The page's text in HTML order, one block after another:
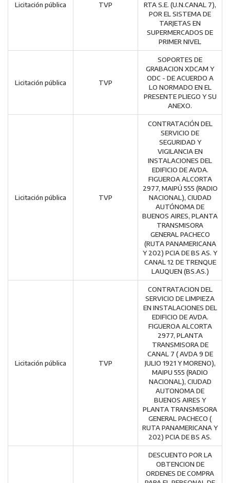
Licitación pública TVP
RTA S.E. (U.N.CANAL 7),
POR EL SISTEMA DE
TARJETAS EN
SUPERMERCADOS DE
PRIMER NIVEL
Licitación pública TVP
SOPORTES DE
GRABACION XDCAM Y
ODC - DE ACUERDO A
LO NORMADO EN EL
PRESENTE PLIEGO Y SU
ANEXO.
Licitación pública TVP
CONTRATACIÓN DEL
SERVICIO DE
SEGURIDAD Y
VIGILANCIA EN
INSTALACIONES DEL
EDIFICIO DE AVDA.
FIGUEROA ALCORTA
2977, MAIPÚ 555 (RADIO
NACIONAL), CIUDAD
AUTÓNOMA DE
BUENOS AIRES, PLANTA
TRANSMISORA
GENERAL PACHECO
(RUTA PANAMERICANA
Y 202) PCIA DE BS AS. Y
CANAL 12 DE TRENQUE
LAUQUEN (BS.AS.)
Licitación pública TVP
CONTRATACION DEL
SERVICIO DE LIMPIEZA
EN INSTALACIONES DEL
EDIFICIO DE AVDA.
FIGUEROA ALCORTA
2977, PLANTA
TRANSMISORA DE
CANAL 7 ( AVDA 9 DE
JULIO 1921 Y MORENO),
MAIPU 555 (RADIO
NACIONAL), CIUDAD
AUTONOMA DE
BUENOS AIRES Y
PLANTA TRANSMISORA
GENERAL PACHECO (
RUTA PANAMERICANA Y
202) PCIA DE BS AS.
DESCUENTO POR LA
OBTENCION DE
ORDENES DE COMPRA